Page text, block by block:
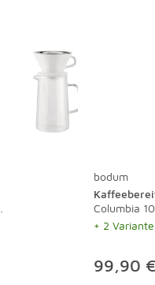
bodum
Columbia
+ 2
99,90